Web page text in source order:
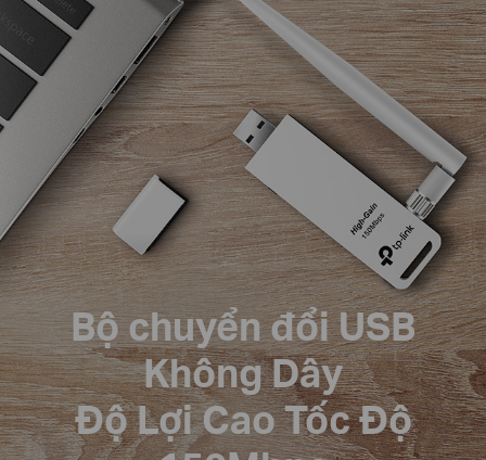
Bộ chuyển đổi USB
Không Dây
Độ Lợi Cao Tốc Độ